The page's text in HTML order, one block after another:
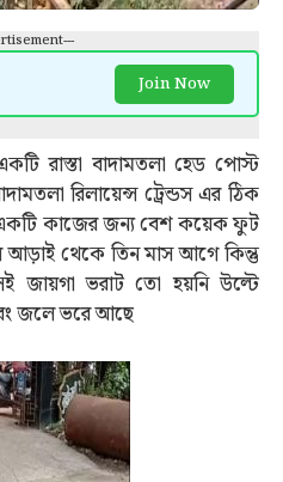
Join Now
রাস্তা বাদামতলা হেড পোস্ট
রিলায়েন্স ট্রেন্ডস এর ঠিক
কাজের জন্য বেশ কয়েক ফুট
আড়াই থেকে তিন মাস আগে কিন্তু
জায়গা ভরাট তো হয়নি উল্টে
জলে ভরে আছে